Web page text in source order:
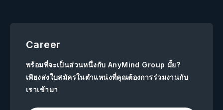
Career
พร้อมที่จะเป็นส่วนหนึ่งกับ AnyMind Group มั้ย?
เพียงส่งใบสมัครในตำแหน่งที่คุณต้องการร่วมงานกับ
เราเข้ามา